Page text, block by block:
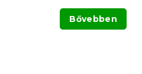
Bővebben